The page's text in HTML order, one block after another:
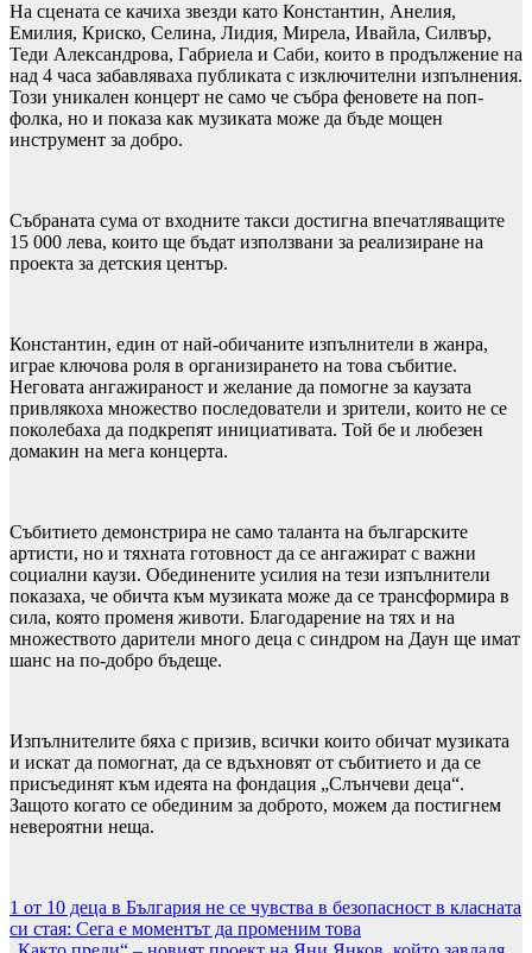
На сцената се качиха звезди като Константин, Анелия,
Емилия, Криско, Селина, Лидия, Мирела, Ивайла, Силвър,
Теди Александрова, Габриела и Саби, които в продължение на
над 4 часа забавляваха публиката с изключителни изпълнения.
Този уникален концерт не само че събра феновете на поп-
фолка, но и показа как музиката може да бъде мощен
инструмент за добро.
Събраната сума от входните такси достигна впечатляващите
15 000 лева, които ще бъдат използвани за реализиране на
проекта за детския център.
Константин, един от най-обичаните изпълнители в жанра,
играе ключова роля в организирането на това събитие.
Неговата ангажираност и желание да помогне за каузата
привлякоха множество последователи и зрители, които не се
поколебаха да подкрепят инициативата. Той бе и любезен
домакин на мега концерта.
Събитието демонстрира не само таланта на българските
артисти, но и тяхната готовност да се ангажират с важни
социални каузи. Обединените усилия на тези изпълнители
показаха, че обичта към музиката може да се трансформира в
сила, която променя животи. Благодарение на тях и на
множеството дарители много деца с синдром на Даун ще имат
шанс на по-добро бъдеще.
Изпълнителите бяха с призив, всички които обичат музиката
и искат да помогнат, да се вдъхновят от събитието и да се
присъединят към идеята на фондация „Слънчеви деца“.
Защото когато се обединим за доброто, можем да постигнем
невероятни неща.
Навигация
1 от 10 деца в България не се чувства в безопасност в класната
си стая: Сега е моментът да променим това